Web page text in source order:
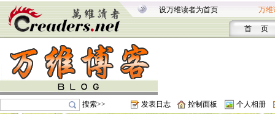
设万维读者为首页 万维
首 页
搜索>> 发表日志 控制面板 个人相册